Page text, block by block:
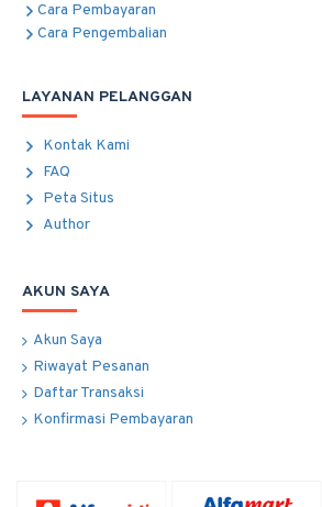
Cara Pembayaran
Cara Pengembalian
LAYANAN PELANGGAN
Kontak Kami
FAQ
Peta Situs
Author
AKUN SAYA
Akun Saya
Riwayat Pesanan
Daftar Transaksi
Konfirmasi Pembayaran